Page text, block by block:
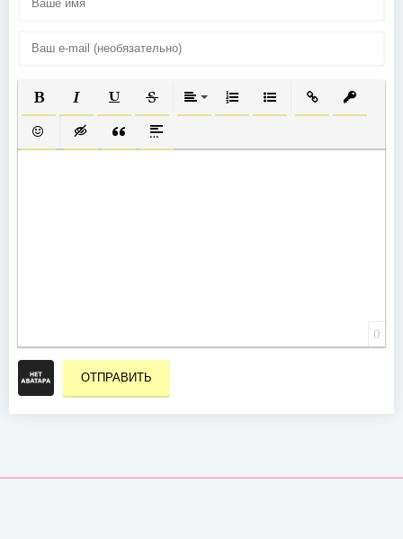
ПОЛУЖИРНЫЙ
КУРСИВПОДЧЕРКНУТЫЙ
ЗАЧЕРКНУТЫЙВЫРАВНИВАНИЕ
НУМЕРОВАННЫЙ СПИСОК
МАРКИРОВАННЫЙ
ВСТАВИТЬ
ВСТАВИТЬ СМАЙЛИК
ВСТАВКА СКРЫТОГО ТЕКСТА
ВСТАВКА ЦИТАТЫ
ВСТАВКА СПОЙЛЕРА
0
ОТПРАВИТЬ